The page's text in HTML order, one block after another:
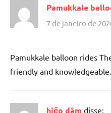
Pamukkale
7 de janeiro de
Pamukkale balloon rides
friendly and knowledgeable.
hiếp dâm disse: